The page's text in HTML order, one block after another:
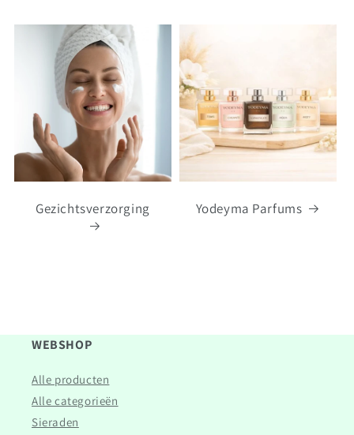
Gezichtsverzorging Yodeyma Parfums
WEBSHOP
Alle producten
Alle categorieën
Sieraden